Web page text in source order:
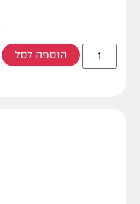
הוספה לסל